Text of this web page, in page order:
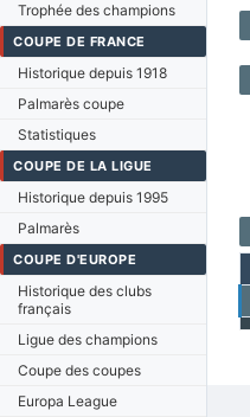
Trophée des champions
COUPE DE FRANCE
Historique depuis 1918
Palmarès coupe
Statistiques
COUPE DE LA LIGUE
Historique depuis 1995
Palmarès
COUPE D'EUROPE
Historique des clubs
français
Ligue des champions
Coupe des coupes
Europa League